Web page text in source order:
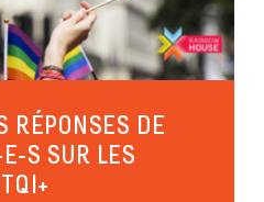
RÉPONSES DE
S SUR LES